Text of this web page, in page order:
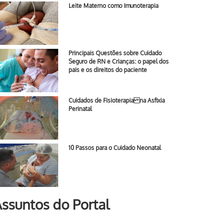
Leite Materno como Imunoterapia
Principais Questões sobre Cuidado
Seguro de RN e Crianças: o papel dos
pais e os direitos do paciente
Cuidados de Fisioterapia na Asfixia
Perinatal
10 Passos para o Cuidado Neonatal
do Portal